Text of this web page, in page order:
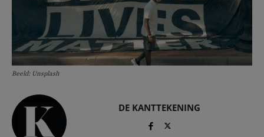
Beeld: Unsplash
DE KANTTEKENING